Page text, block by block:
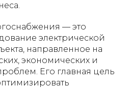
— это
электрической
направленное на
экономических и
Его главная цель